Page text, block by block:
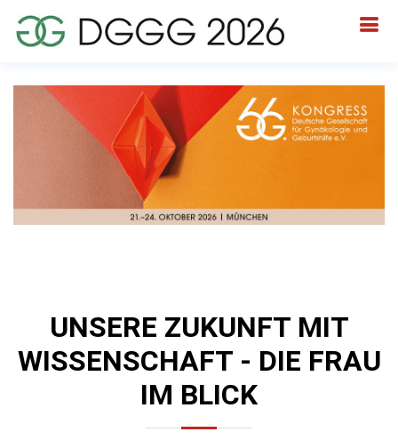
UNSERE ZUKUNFT MIT
WISSENSCHAFT - DIE FRAU
IM BLICK